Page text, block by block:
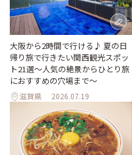
大阪から2時間で行ける♪ 夏の日
帰り旅で行きたい関西観光スポッ
ト21選～人気の絶景からひとり旅
におすすめの穴場まで～
滋賀県 2026.07.19